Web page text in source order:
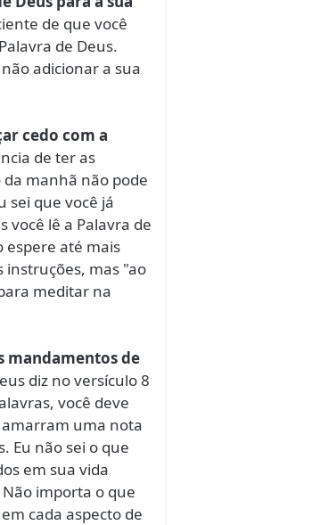
de que você
de Deus.
adicionar a sua
cedo com a
de ter as
manhã não pode
sei que você já
você lê a Palavra de
espere até mais
instruções, mas "ao
meditar na
mandamentos de
diz no versículo 8
você deve
amarram uma nota
Eu não sei o que
em sua vida
importa o que
cada aspecto de